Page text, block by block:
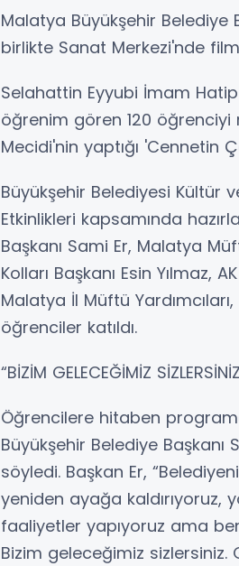
Malatya Büyükşehir Belediye
birlikte Sanat Merkezi'nde
Selahattin Eyyubi İmam
öğrenim gören 120
Mecidi'nin yaptığı 'Cennetin
Büyükşehir Belediyesi Kültür
Etkinlikleri kapsamında
Başkanı Sami Er, Malatya
Kolları Başkanı Esin Yılmaz,
Malatya İl Müftü
öğrenciler katıldı.
“BİZİM GELECEĞİMİZ
Öğrencilere hitaben
Büyükşehir Belediye Başkanı
söyledi. Başkan Er,
yeniden ayağa kaldırıyoruz,
faaliyetler yapıyoruz ama
Bizim geleceğimiz